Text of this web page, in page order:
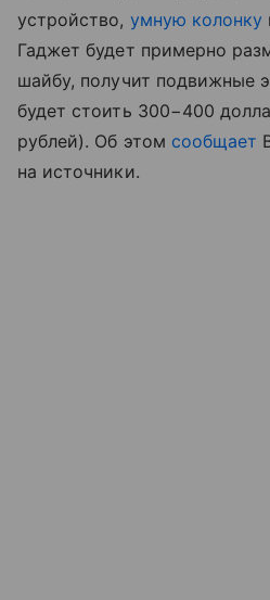
устройство, умную колонку
Гаджет будет примерно
шайбу, получит подвижные
будет стоить 300−400
рублей). Об этом сообщает
на источники.